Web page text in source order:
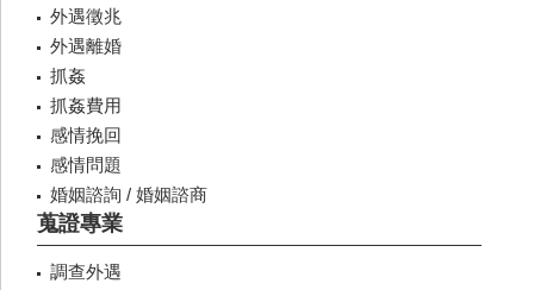
外遇徵兆
外遇離婚
抓姦
抓姦費用
感情挽回
感情問題
婚姻諮詢 / 婚姻諮商
蒐證專業
調查外遇